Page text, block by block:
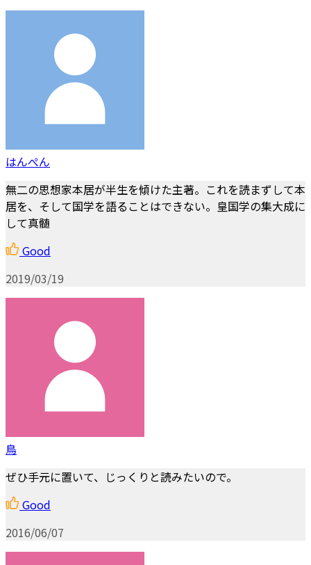
はんぺん
無二の思想家本居が半生を傾けた主著。これを読まずして本
居を、そして国学を語ることはできない。皇国学の集大成に
して真髄
Good
2019/03/19
鳥
ぜひ手元に置いて、じっくりと読みたいので。
Good
2016/06/07